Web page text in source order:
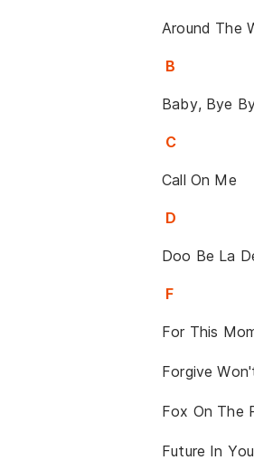
Around The
B
Baby, Bye
C
Call On Me
D
Doo Be La
F
For This
Forgive
Fox On The
Future In